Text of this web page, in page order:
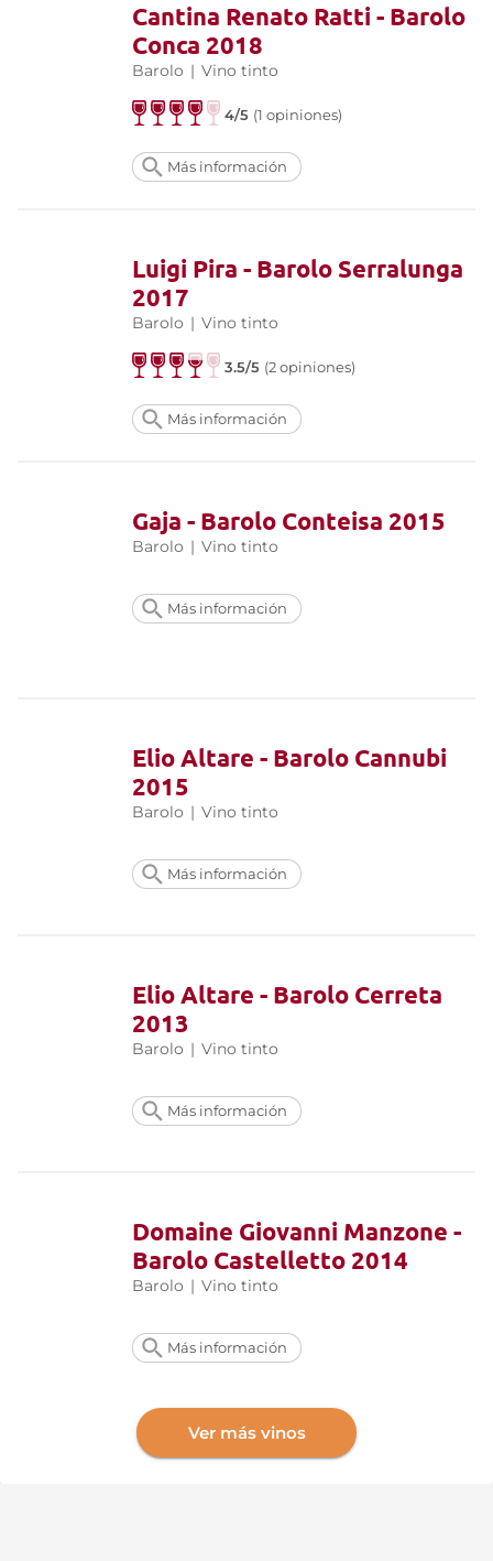
Cantina Renato Ratti - Barolo
Conca 2018
Barolo | Vino tinto
4/5 (1 opiniones)
Más información
Luigi Pira - Barolo Serralunga
2017
Barolo | Vino tinto
3.5/5 (2 opiniones)
Más información
Gaja - Barolo Conteisa 2015
Barolo | Vino tinto
Más información
Elio Altare - Barolo Cannubi
2015
Barolo | Vino tinto
Más información
Elio Altare - Barolo Cerreta
2013
Barolo | Vino tinto
Más información
Domaine Giovanni Manzone -
Barolo Castelletto 2014
Barolo | Vino tinto
Más información
Ver más vinos